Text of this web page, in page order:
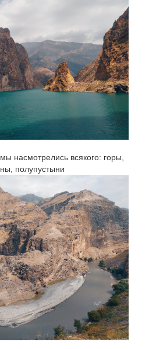
насмотрелись всякого: горы,
полупустыни